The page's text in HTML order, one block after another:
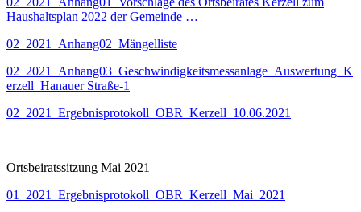
Haushaltsplan 2022 der Gemeinde …
02_2021_Anhang02_Mängelliste
02_2021_Anhang03_Geschwindigkeitsmessanlage_Auswertung_K
erzell_Hanauer Straße-1
02_2021_Ergebnisprotokoll_OBR_Kerzell_10.06.2021
Ortsbeiratssitzung Mai 2021
01_2021_Ergebnisprotokoll_OBR_Kerzell_Mai_2021